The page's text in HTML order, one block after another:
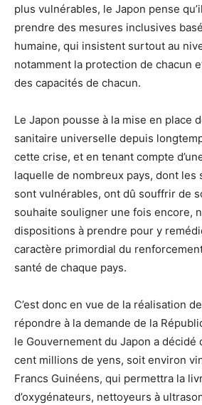
plus vulnérables, le Japon pense
prendre des mesures inclusives
humaine, qui insistent surtout au
notamment la protection de chacun
des capacités de chacun.
Le Japon pousse à la mise en place
sanitaire universelle depuis
cette crise, et en tenant compte
laquelle de nombreux pays, dont les
sont vulnérables, ont dû souffrir de
souhaite souligner une fois encore,
dispositions à prendre pour y
caractère primordial du
santé de chaque pays.
C’est donc en vue de la réalisation
répondre à la demande de la
le Gouvernement du Japon a décidé
cent millions de yens, soit environ
Francs Guinéens, qui permettra la
d’oxygénateurs, nettoyeurs à